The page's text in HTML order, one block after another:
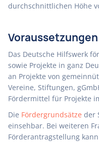
durchschnittlichen Höhe
Das Deutsche Hilfswerk
sowie Projekte in ganz
an Projekte von
Vereine, Stiftungen,
Fördermittel für Projekte
Die Fördergrundsätze der
einsehbar. Bei weiteren
Förderantragstellung